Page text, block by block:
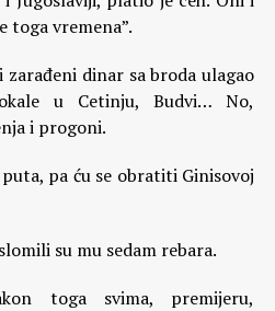
toga vremena”.
dinar sa broda ulagao
u Cetinju, Budvi… No,
i progoni.
pa ću se obratiti Ginisovoj
su mu sedam rebara.
toga svima, premijeru,